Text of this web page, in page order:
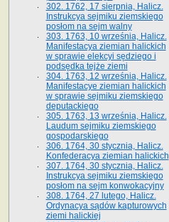
302. 1762, 17 sierpnia, Halicz.
Instrukcya sejmiku ziemskiego
posłom na sejm walny
303. 1763, 10 września, Halicz.
Manifestacya ziemian halickich
w sprawie elekcyi sędziego i
podsędka tejże ziemi
304. 1763, 12 września, Halicz.
Manifestacye ziemian halickich
w sprawie sejmiku ziemskiego
deputackiego
305. 1763, 13 września, Halicz.
Laudum sejmiku ziemskiego
gospodarskiego
306. 1764, 30 stycznia, Halicz.
Konfederacya ziemian halickich
307. 1764, 30 stycznia, Halicz.
Instrukcya sejmiku ziemskiego
posłom na sejm konwokacyjny
308. 1764, 27 lutego, Halicz.
Ordynacya sądów kapturowych
ziemi halickiej